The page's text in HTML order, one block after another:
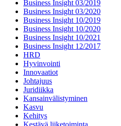
Business Insight 03/2019
Business Insight 03/2020
Business Insight 10/2019
Business Insight 10/2020
Business Insight 10/2021
Business Insight 12/2017
HRD
Hyvinvointi
Innovaatiot
Johtajuus
Juridiikka
Kansainvälistyminen
Kasvu
Kehitys
Kestävä liiketoiminta